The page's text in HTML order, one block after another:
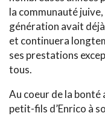
la communauté
génération avait déjà
et continuera
ses prestations
tous.
Au coeur de la bonté
petit-fils d’Enrico à